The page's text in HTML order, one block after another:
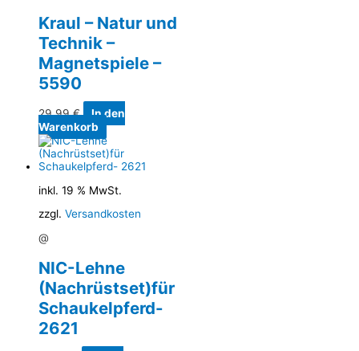
Kraul – Natur und
Technik –
Magnetspiele –
5590
29,99€
In den
Warenkorb
inkl. 19 % MwSt.
zzgl. Versandkosten
@
NIC-Lehne
(Nachrüstset)für
Schaukelpferd-
2621